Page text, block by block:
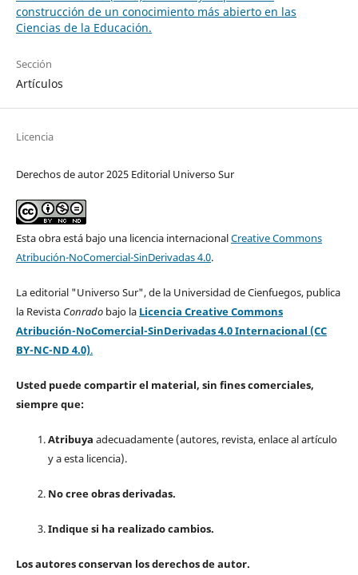
construcción de un conocimiento más abierto en las
Ciencias de la Educación.
Sección
Artículos
Licencia
Derechos de autor 2025 Editorial Universo Sur
Esta obra está bajo una licencia internacionalCreative Commons
Atribución-NoComercial-SinDerivadas 4.0.
La editorial "Universo Sur", de la Universidad de Cienfuegos, publica
la Revista Conradobajo la Licencia Creative Commons
Atribución-NoComercial-SinDerivadas 4.0 Internacional (CC
BY-NC-ND 4.0).
Usted puede compartir el material, sin fines comerciales,
siempre que:
Atribuya adecuadamente (autores, revista, enlace al artículo
y a esta licencia).
No cree obras derivadas.
Indique si ha realizado cambios.
Los autores conservan los derechos de autor.